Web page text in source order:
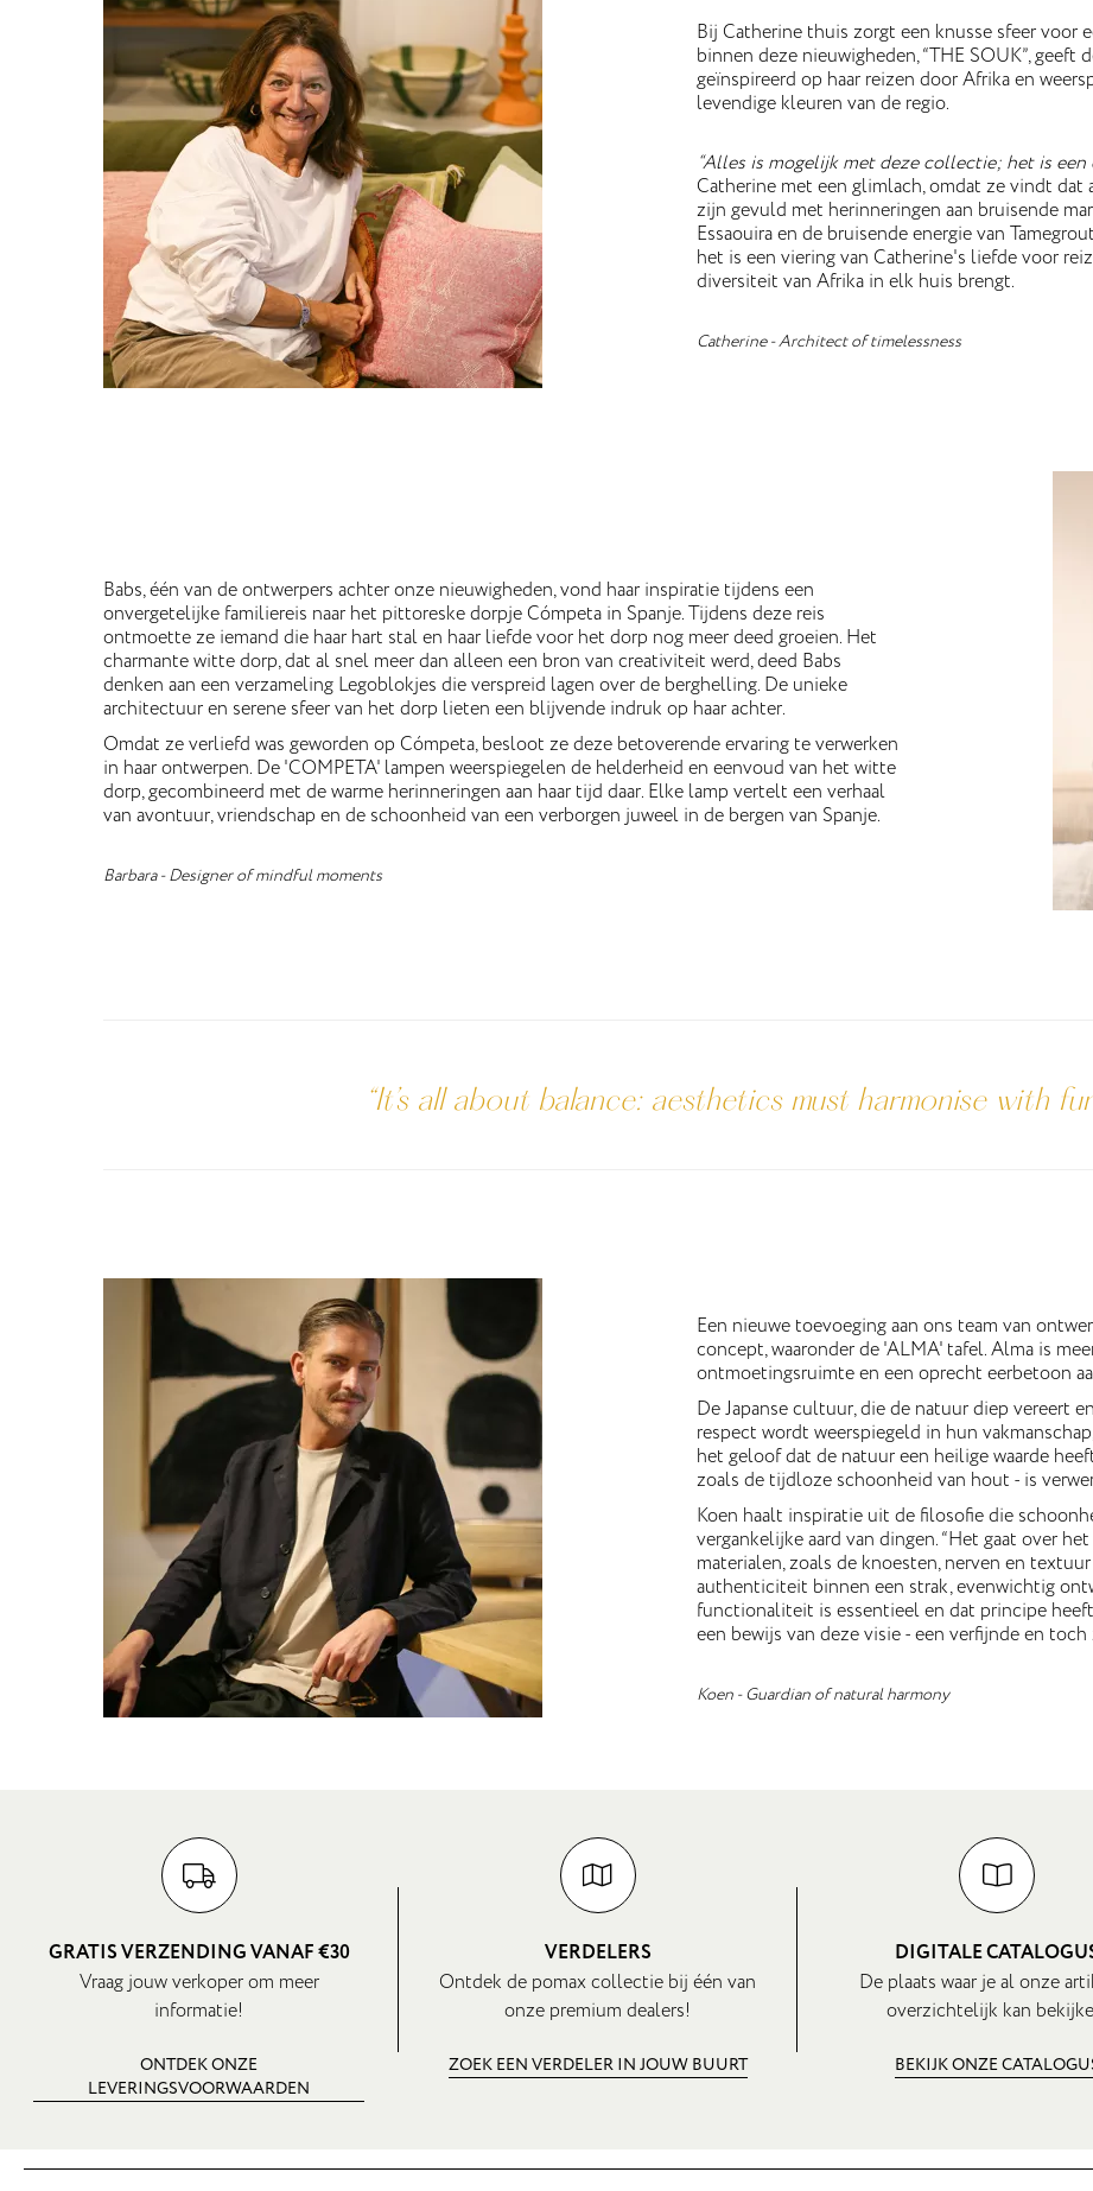
Bij Catherine thuis zorgt een knusse sfeer voor
binnen deze nieuwigheden, “THE SOUK”,
geïnspireerd op haar reizen door Afrika en
levendige kleuren van de regio.
“Alles is mogelijk met deze collectie; het is
Catherine met een glimlach, omdat ze vindt dat
zijn gevuld met herinneringen aan bruisende
Essaouira en de bruisende energie van
het is een viering van Catherine's liefde voor
diversiteit van Afrika in elk huis brengt.
Catherine - Architect of timelessness
Babs, één van de ontwerpers achter onze nieuwigheden, vond haar inspiratie tijdens een
onvergetelijke familiereis naar het pittoreske dorpje Cómpeta in Spanje. Tijdens deze reis
ontmoette ze iemand die haar hart stal en haar liefde voor het dorp nog meer deed groeien. Het
charmante witte dorp, dat al snel meer dan alleen een bron van creativiteit werd, deed Babs
denken aan een verzameling Legoblokjes die verspreid lagen over de berghelling. De unieke
architectuur en serene sfeer van het dorp lieten een blijvende indruk op haar achter.
Omdat ze verliefd was geworden op Cómpeta, besloot ze deze betoverende ervaring te verwerken
in haar ontwerpen. De 'COMPETA' lampen weerspiegelen de helderheid en eenvoud van het witte
dorp, gecombineerd met de warme herinneringen aan haar tijd daar. Elke lamp vertelt een verhaal
van avontuur, vriendschap en de schoonheid van een verborgen juweel in de bergen van Spanje.
Barbara - Designer of mindful moments
“It’s all about balance: aesthetics must harmonise with
Een nieuwe toevoeging aan ons team van
concept, waaronder de 'ALMA' tafel. Alma is
ontmoetingsruimte en een oprecht eerbetoon
De Japanse cultuur, die de natuur diep vereert
respect wordt weerspiegeld in hun
het geloof dat de natuur een heilige waarde
zoals de tijdloze schoonheid van hout - is
Koen haalt inspiratie uit de filosofie die
vergankelijke aard van dingen. “Het gaat over
materialen, zoals de knoesten, nerven en
authenticiteit binnen een strak, evenwichtig
functionaliteit is essentieel en dat principe
een bewijs van deze visie - een verfijnde en
Koen - Guardian of natural harmony
GRATIS VERZENDING VANAF €30
Vraag jouw verkoper om meer
informatie!
ONTDEK ONZE
LEVERINGSVOORWAARDEN
VERDELERS
Ontdek de pomax collectie bij één van
onze premium dealers!
ZOEK EEN VERDELER IN JOUW BUURT
DIGITALE
De plaats waar je al onze
overzichtelijk kan
BEKIJK ONZE